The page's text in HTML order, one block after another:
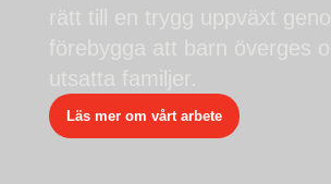
rätt till en trygg uppväxt
förebygga att barn överges
utsatta familjer.
Läs mer om vårt arbete